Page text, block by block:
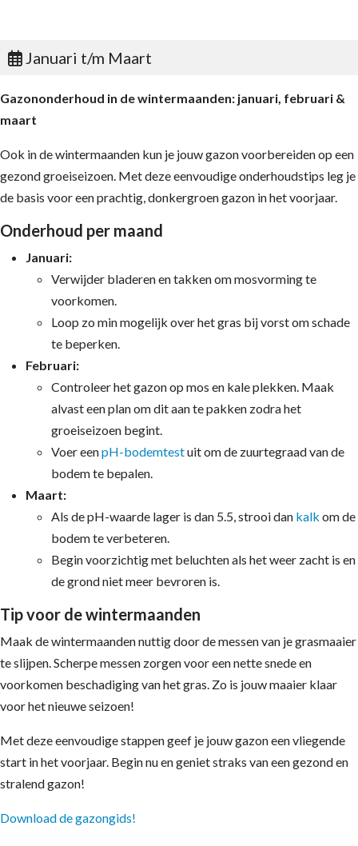
Januari t/m Maart
Gazononderhoud in de wintermaanden: januari, februari &
maart
Ook in de wintermaanden kun je jouw gazon voorbereiden op een
gezond groeiseizoen. Met deze eenvoudige onderhoudstips leg je
de basis voor een prachtig, donkergroen gazon in het voorjaar.
Onderhoud per maand
Januari:
Verwijder bladeren en takken om mosvorming te
voorkomen.
Loop zo min mogelijk over het gras bij vorst om schade
te beperken.
Februari:
Controleer het gazon op mos en kale plekken. Maak
alvast een plan om dit aan te pakken zodra het
groeiseizoen begint.
Voer eenpH-bodemtestuit om de zuurtegraad van de
bodem te bepalen.
Maart:
Als de pH-waarde lager is dan 5.5, strooi dan kalk om de
bodem te verbeteren.
Begin voorzichtig met beluchten als het weer zacht is en
de grond niet meer bevroren is.
Tip voor de wintermaanden
Maak de wintermaanden nuttig door de messen van je grasmaaier
te slijpen. Scherpe messen zorgen voor een nette snede en
voorkomen beschadiging van het gras. Zo is jouw maaier klaar
voor het nieuwe seizoen!
Met deze eenvoudige stappen geef je jouw gazon een vliegende
start in het voorjaar. Begin nu en geniet straks van een gezond en
stralend gazon!
Download de gazongids!